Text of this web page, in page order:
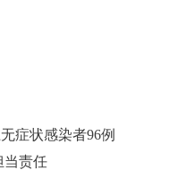
症状感染者96例
当责任